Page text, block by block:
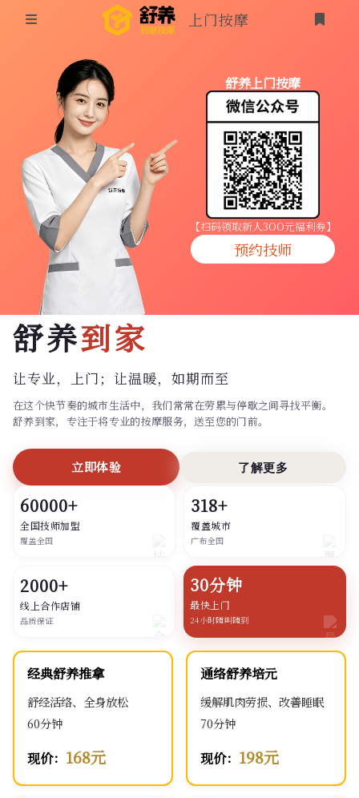
同城按摩
上门按摩
养生按摩
技师入驻
商家入驻
代理入驻
预约技师
上门按摩
登录
舒养上门按摩
【扫码领取新人3OO元福利券】
预约技师
舒养到家
让专业，上门； 让温暖，如期而至
在这个快节奏的城市生活中，我们常常在劳累与停歇之间寻找平衡。
舒养到家，专注于将专业的按摩服务，送至您的门前。
立即体验 了解更多
60000+
全国技师加盟
覆盖全国
318+
覆盖城市
广布全国
2000+
线上合作店铺
品质保证
30分钟
最快上门
24小时随叫随到
经典舒养推拿
舒经活络、全身放松
60分钟
现价： 168元
通络舒养培元
缓解肌肉劳损、改善睡眠
70分钟
现价： 198元